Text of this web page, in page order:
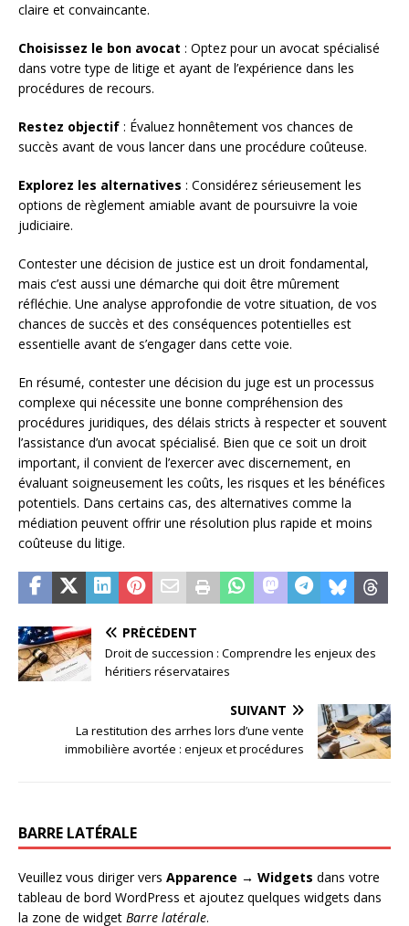
claire et convaincante.
Choisissez le bon avocat : Optez pour un avocat spécialisé
dans votre type de litige et ayant de l’expérience dans les
procédures de recours.
Restez objectif : Évaluez honnêtement vos chances de
succès avant de vous lancer dans une procédure coûteuse.
Explorez les alternatives : Considérez sérieusement les
options de règlement amiable avant de poursuivre la voie
judiciaire.
Contester une décision de justice est un droit fondamental,
mais c’est aussi une démarche qui doit être mûrement
réfléchie. Une analyse approfondie de votre situation, de vos
chances de succès et des conséquences potentielles est
essentielle avant de s’engager dans cette voie.
En résumé, contester une décision du juge est un processus
complexe qui nécessite une bonne compréhension des
procédures juridiques, des délais stricts à respecter et souvent
l’assistance d’un avocat spécialisé. Bien que ce soit un droit
important, il convient de l’exercer avec discernement, en
évaluant soigneusement les coûts, les risques et les bénéfices
potentiels. Dans certains cas, des alternatives comme la
médiation peuvent offrir une résolution plus rapide et moins
coûteuse du litige.
PRÉCÉDENT
Droit de succession : Comprendre les enjeux des
héritiers réservataires
SUIVANT
La restitution des arrhes lors d’une vente
immobilière avortée : enjeux et procédures
BARRE LATÉRALE
Veuillez vous diriger vers Apparence → Widgets dans votre
tableau de bord WordPress et ajoutez quelques widgets dans
la zone de widget Barre latérale.